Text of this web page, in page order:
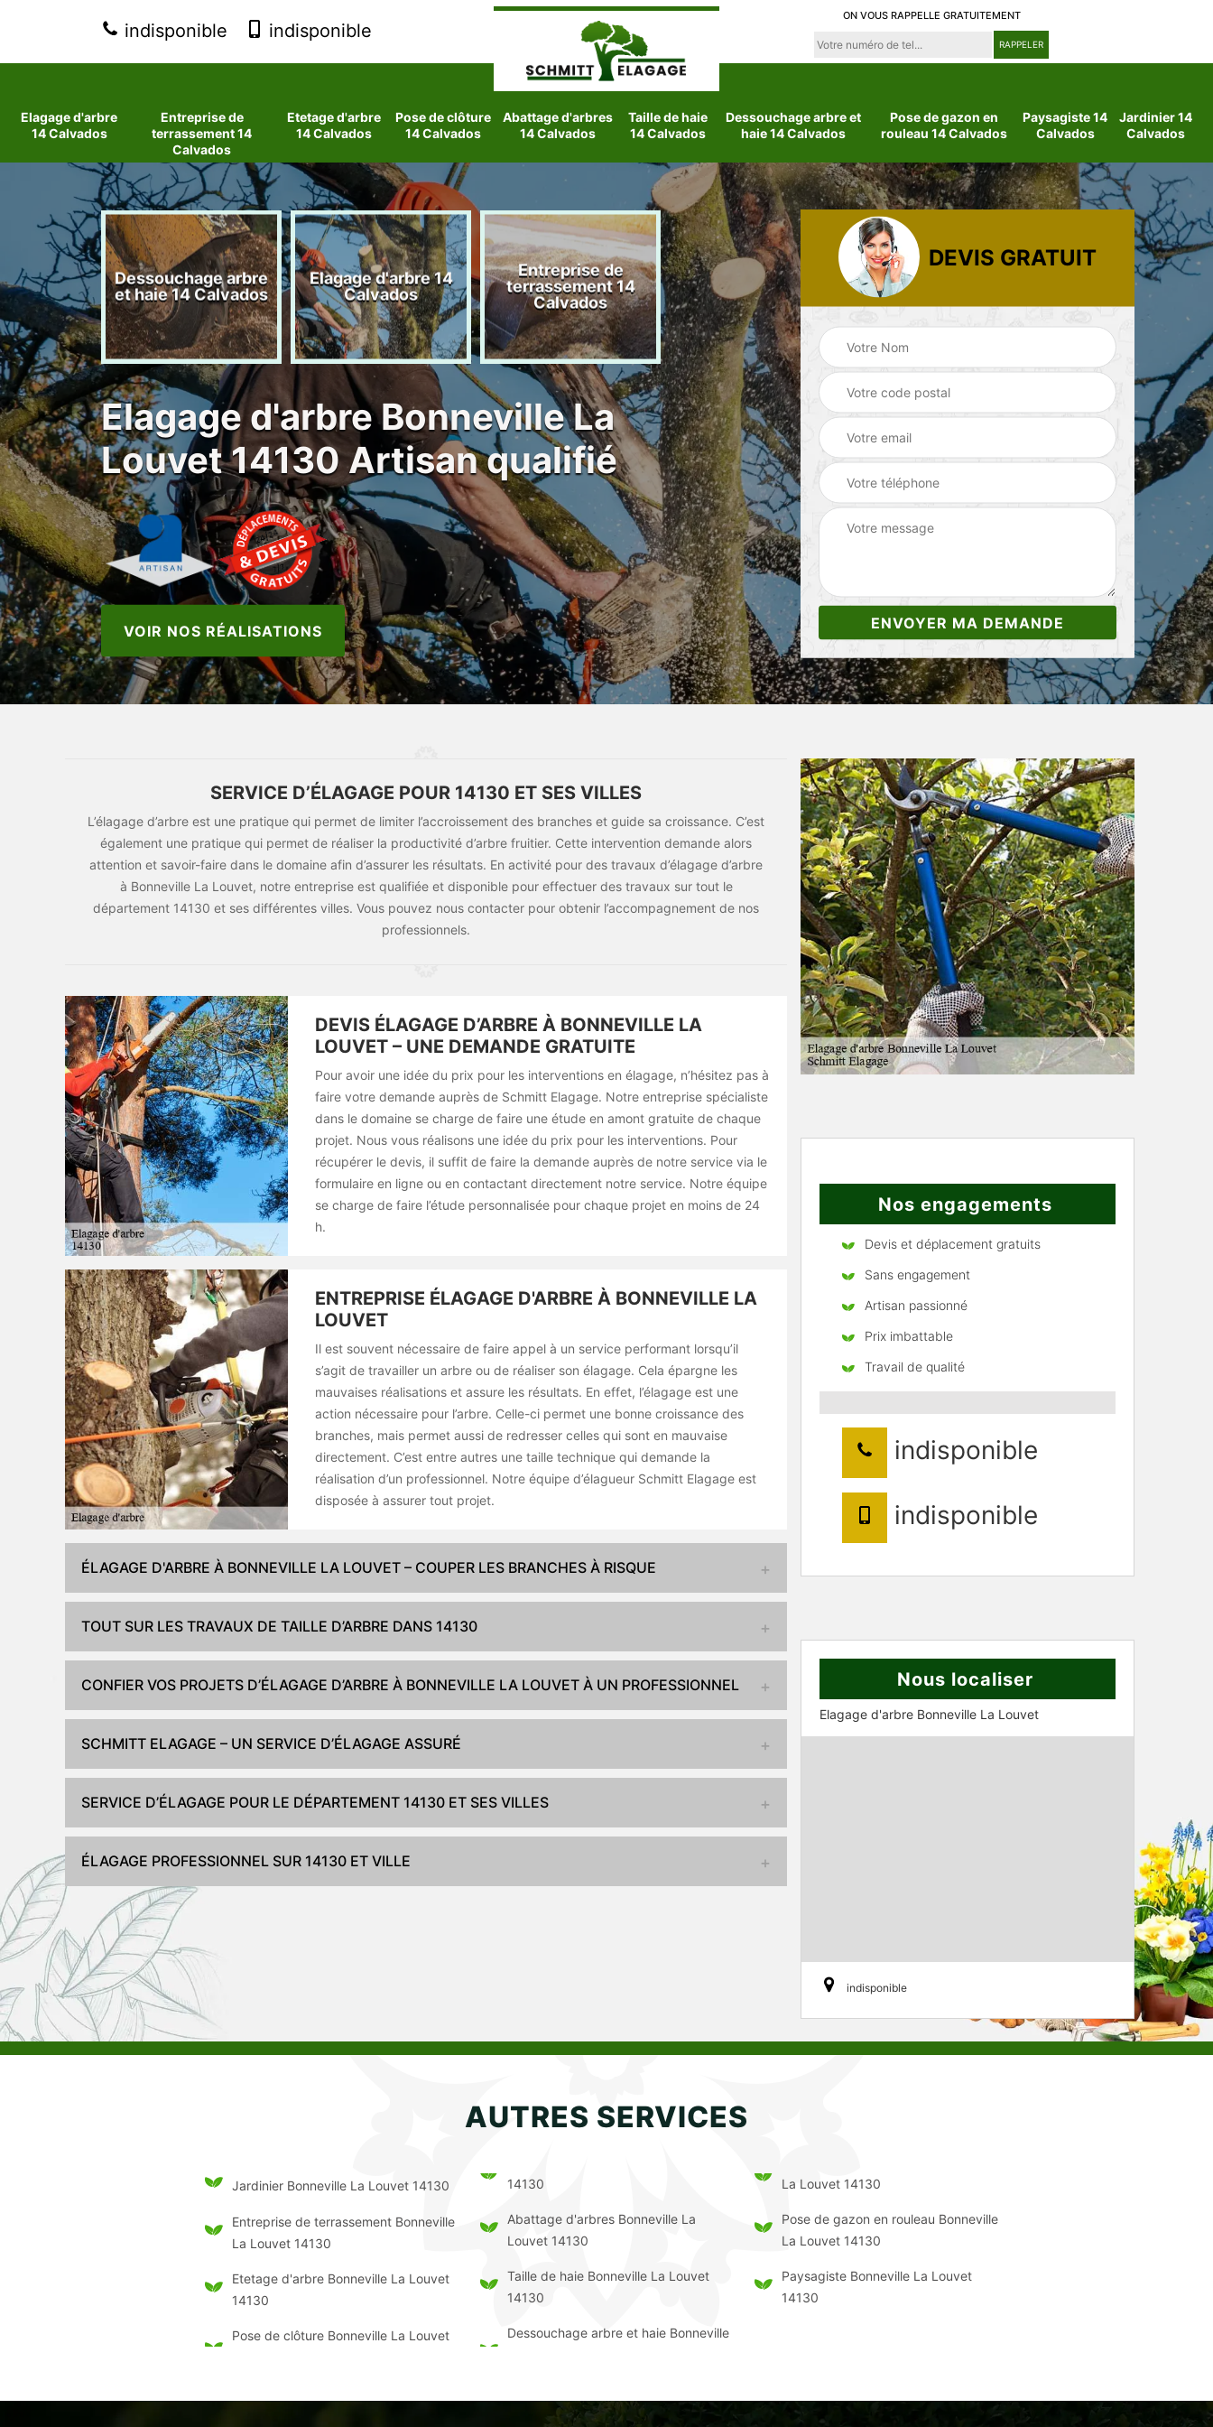
indisponible indisponible
ON VOUS RAPPELLE GRATUITEMENT
Elagage d'arbre
14 Calvados
Entreprise de
terrassement 14
Calvados
Etetage d'arbre
14 Calvados
Pose de clôture
14 Calvados
Abattage d'arbres
14 Calvados
Taille de haie
14 Calvados
Dessouchage arbre et
haie 14 Calvados
Pose de gazon en
rouleau 14 Calvados
Paysagiste 14
Calvados
Jardinier 14
Calvados
d'arbres
Dessouchage arbre
et haie 14 Calvados
Elagage d'arbre 14
Calvados
Entreprise de
terrassement 14
Calvados
Etetage d'arbre 14
Calvados
Jardinier 14
Paysagiste 14
Elagage d'arbre Bonneville La
Louvet 14130 Artisan qualifié
VOIR NOS RÉALISATIONS
DEVIS GRATUIT
SERVICE D’ÉLAGAGE POUR 14130 ET SES VILLES
L’élagage d’arbre est une pratique qui permet de limiter l’accroissement des branches et guide sa croissance. C’est
également une pratique qui permet de réaliser la productivité d’arbre fruitier. Cette intervention demande alors
attention et savoir-faire dans le domaine afin d’assurer les résultats. En activité pour des travaux d’élagage d’arbre
à Bonneville La Louvet, notre entreprise est qualifiée et disponible pour effectuer des travaux sur tout le
département 14130 et ses différentes villes. Vous pouvez nous contacter pour obtenir l’accompagnement de nos
professionnels.
DEVIS ÉLAGAGE D’ARBRE À BONNEVILLE LA
LOUVET – UNE DEMANDE GRATUITE
Pour avoir une idée du prix pour les interventions en élagage, n’hésitez pas à
faire votre demande auprès de Schmitt Elagage. Notre entreprise spécialiste
dans le domaine se charge de faire une étude en amont gratuite de chaque
projet. Nous vous réalisons une idée du prix pour les interventions. Pour
récupérer le devis, il suffit de faire la demande auprès de notre service via le
formulaire en ligne ou en contactant directement notre service. Notre équipe
se charge de faire l’étude personnalisée pour chaque projet en moins de 24
h.
ENTREPRISE ÉLAGAGE D'ARBRE À BONNEVILLE LA
LOUVET
Il est souvent nécessaire de faire appel à un service performant lorsqu’il
s’agit de travailler un arbre ou de réaliser son élagage. Cela épargne les
mauvaises réalisations et assure les résultats. En effet, l’élagage est une
action nécessaire pour l’arbre. Celle-ci permet une bonne croissance des
branches, mais permet aussi de redresser celles qui sont en mauvaise
directement. C’est entre autres une taille technique qui demande la
réalisation d’un professionnel. Notre équipe d’élagueur Schmitt Elagage est
disposée à assurer tout projet.
ÉLAGAGE D'ARBRE À BONNEVILLE LA LOUVET – COUPER LES BRANCHES À RISQUE
TOUT SUR LES TRAVAUX DE TAILLE D’ARBRE DANS 14130
CONFIER VOS PROJETS D’ÉLAGAGE D’ARBRE À BONNEVILLE LA LOUVET À UN PROFESSIONNEL
SCHMITT ELAGAGE – UN SERVICE D’ÉLAGAGE ASSURÉ
SERVICE D’ÉLAGAGE POUR LE DÉPARTEMENT 14130 ET SES VILLES
ÉLAGAGE PROFESSIONNEL SUR 14130 ET VILLE
Nos engagements
Devis et déplacement gratuits
Sans engagement
Artisan passionné
Prix imbattable
Travail de qualité
indisponible
indisponible
Nous localiser
Elagage d'arbre Bonneville La Louvet
indisponible
AUTRES SERVICES
Jardinier Bonneville La Louvet 14130
Entreprise de terrassement Bonneville
La Louvet 14130
Etetage d'arbre Bonneville La Louvet
14130
Pose de clôture Bonneville La Louvet
14130
Abattage d'arbres Bonneville La
Louvet 14130
Taille de haie Bonneville La Louvet
14130
Dessouchage arbre et haie Bonneville
La Louvet 14130
Pose de gazon en rouleau Bonneville
La Louvet 14130
Paysagiste Bonneville La Louvet
14130